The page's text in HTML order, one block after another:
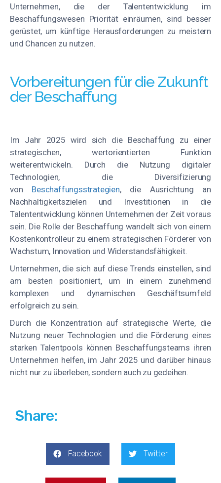
Unternehmen, die der Talententwicklung im
Beschaffungswesen Priorität einräumen, sind besser
gerüstet, um künftige Herausforderungen zu meistern
und Chancen zu nutzen.
Vorbereitungen für die Zukunft
der Beschaffung
Im Jahr 2025 wird sich die Beschaffung zu einer
strategischen, wertorientierten Funktion
weiterentwickeln. Durch die Nutzung digitaler
Technologien, die Diversifizierung
von Beschaffungsstrategien, die Ausrichtung an
Nachhaltigkeitszielen und Investitionen in die
Talententwicklung können Unternehmen der Zeit voraus
sein. Die Rolle der Beschaffung wandelt sich von einem
Kostenkontrolleur zu einem strategischen Förderer von
Wachstum, Innovation und Widerstandsfähigkeit.
Unternehmen, die sich auf diese Trends einstellen, sind
am besten positioniert, um in einem zunehmend
komplexen und dynamischen Geschäftsumfeld
erfolgreich zu sein.
Durch die Konzentration auf strategische Werte, die
Nutzung neuer Technologien und die Förderung eines
starken Talentpools können Beschaffungsteams ihren
Unternehmen helfen, im Jahr 2025 und darüber hinaus
nicht nur zu überleben, sondern auch zu gedeihen.
Share:
Facebook Twitter